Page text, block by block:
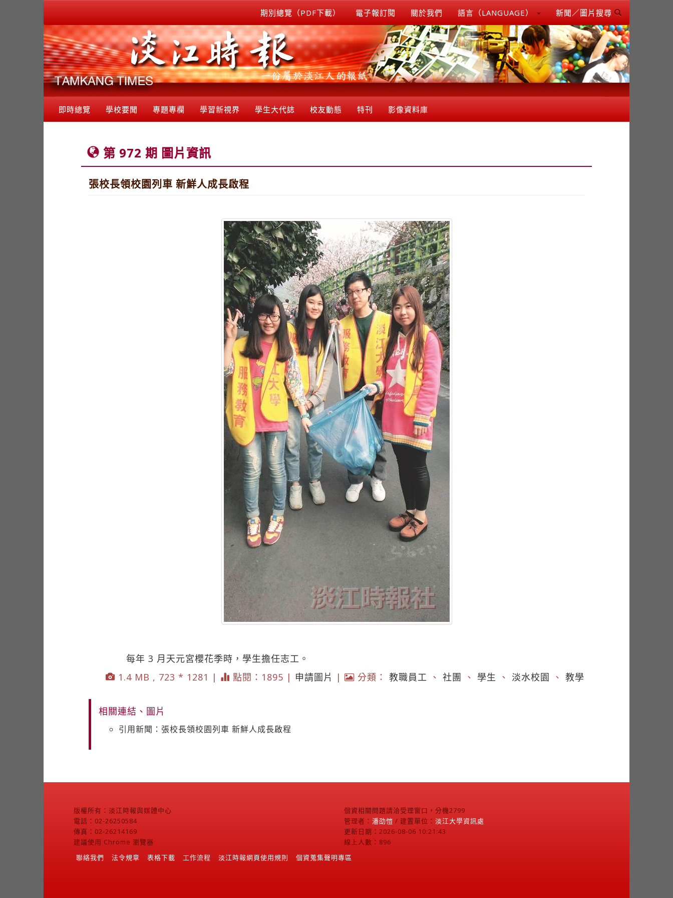
期別總覽（PDF下載） 電子報訂閱 關於我們 語言（LANGUAGE） 新聞／圖片搜尋
即時總覽 學校要聞 專題專欄 學習新視界 學生大代誌 校友動態 特刊 影像資料庫
第 972 期 圖片資訊
張校長領校園列車 新鮮人成長啟程
每年 3 月天元宮櫻花季時，學生擔任志工。
1.4 MB , 723 * 1281 |
點閱：1895 | 申請圖片 | 分類： 教職員工 、 社團 、 學生 、 淡水校園 、 教學
相關連結、圖片
引用新聞：張校長領校園列車 新鮮人成長啟程
版權所有：淡江時報與媒體中心
電話：02-26250584
傳真：02-26214169
建議使用 Chrome 瀏覽器
個資相關問題請洽受理窗口，分機2799
管理者： 潘劭愷 / 建置單位： 淡江大學資訊處
更新日期：2026-08-06 10:21:43
線上人數：896
聯絡我們
法令規章 表格下載 工作流程 淡江時報網頁使用規則 個資蒐集聲明專區